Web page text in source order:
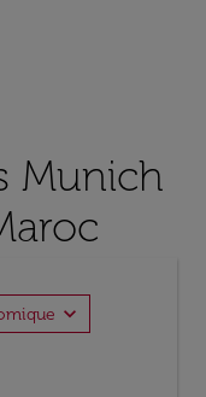
Munich
expand_more